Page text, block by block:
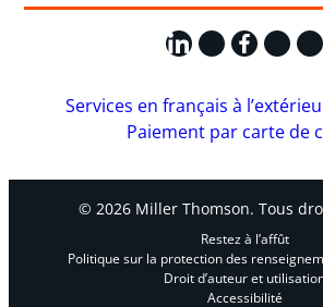
LinkedIn
X
Services en français à
Paiement par carte de
© 2026 Miller Thomson. Tous
Restez à l’affût
Politique sur la protection des
Droit d’auteur et
Accessibilité